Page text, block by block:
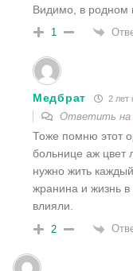
Видимо, в родном
1
Медбрат 2 лет
Ответить на
Тоже помню этот
больнице аж цвет
нужно жить
жранина и жизнь в
влияли.
2